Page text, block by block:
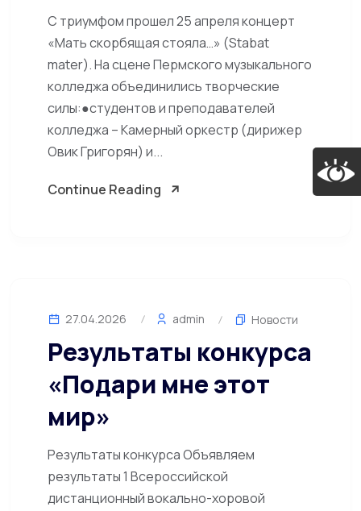
С триумфом прошел 25 апреля концерт
«Мать скорбящая стояла…» (Stabat
mater). На сцене Пермского музыкального
колледжа объединились творческие
силы:●студентов и преподавателей
колледжа – Камерный оркестр (дирижер
Овик Григорян) и...
Continue Reading
27.04.2026 admin Новости
Результаты конкурса
«Подари мне этот
мир»
Результаты конкурса Объявляем
результаты 1 Всероссийской
дистанционный вокально-хоровой